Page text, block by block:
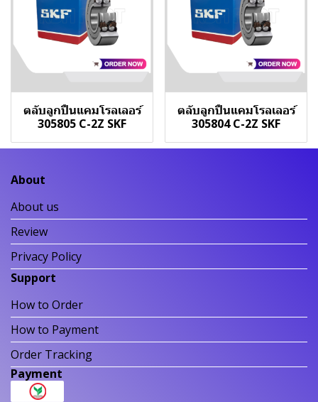
ตลับลูกปืนแคมโรลเลอร์
305805 C-2Z SKF
ตลับลูกปืนแคมโรลเลอร์
305804 C-2Z SKF
About
About us
Review
Privacy Policy
Support
How to Order
How to Payment
Order Tracking
Payment